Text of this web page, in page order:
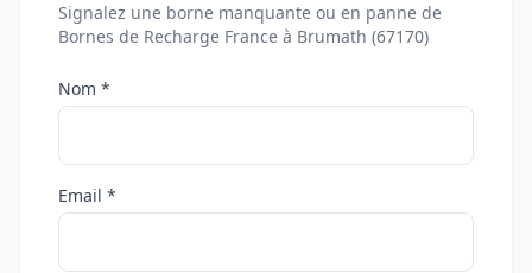
Signalez une borne manquante ou en panne de
Bornes de Recharge France à Brumath (67170)
Nom *
Email *